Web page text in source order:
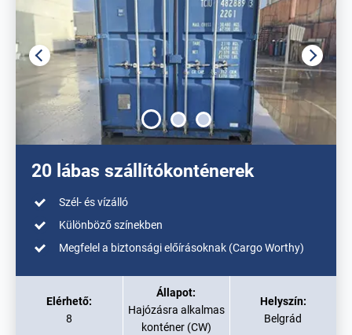
20 lábas szállítókonténerek
Szél- és vízálló
Különböző színekben
Megfelel a biztonsági előírásoknak (Cargo Worthy)
Elérhető:
8
Állapot:
Hajózásra alkalmas
konténer (CW)
Helyszín:
Belgrád